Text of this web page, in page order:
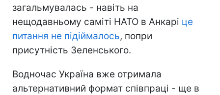
загальмувалась - навіть на
нещодавньому саміті НАТО в Анкарі це
питання не підіймалось, попри
присутність Зеленського.
Водночас Україна вже отримала
альтернативний формат співпраці - ще в